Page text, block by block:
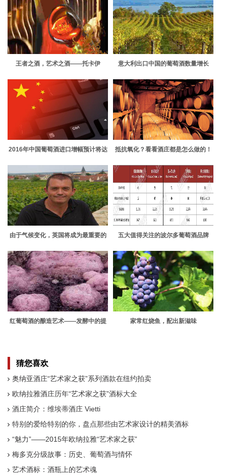
王者之酒，艺术之酒——托卡伊 意大利出口中国的葡萄酒数量增长
2016年中国葡萄酒进口增幅预计将达
抵抗氧化？看看酒庄都是怎么做的！
由于气候变化，英国将成为最重要的
五大值得关注的波尔多葡萄酒品牌
红葡萄酒的酿造艺术——发酵中的提
家常红烧鱼，配出新滋味
猜您喜欢
奥纳亚酒庄“艺术家之获”系列酒款在纽约拍卖
欧纳拉雅酒庄历年“艺术家之获”酒标大全
酒庄简介：维埃蒂酒庄 Vietti
特别的爱给特别的你，盘点那些由艺术家设计的精美酒标
“魅力”——2015年欧纳拉雅“艺术家之获”
梅多克分级故事：历史、葡萄酒与情怀
艺术酒标：酒瓶上的艺术魂